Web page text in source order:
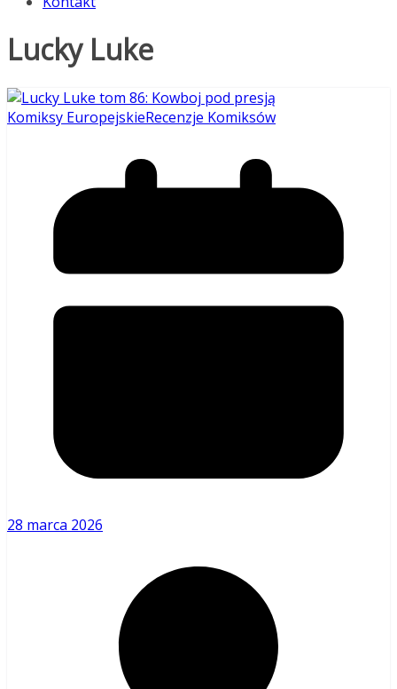
Lucky Luke
Komiksy EuropejskieRecenzje Komiksów
28 marca 2026